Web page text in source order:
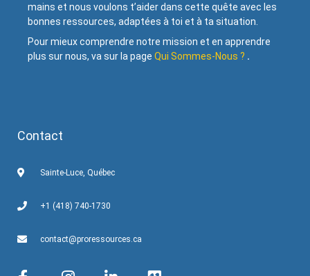
mains et nous voulons t’aider dans cette quête avec les
bonnes ressources, adaptées à toi et à ta situation.
Pour mieux comprendre notre mission et en apprendre
plus sur nous, va sur la page Qui Sommes-Nous ? .
Contact
Sainte-Luce, Québec
+1 (418) 740-1730
contact@proressources.ca